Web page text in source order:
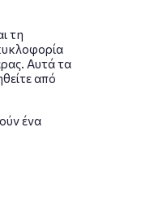
τη
Αυτά τα
από
ένα